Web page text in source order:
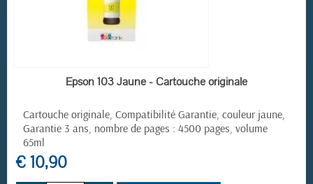
EN STOCK
Epson 103 Jaune - Cartouche originale
Cartouche originale, Compatibilité Garantie, couleur jaune,
Garantie 3 ans, nombre de pages : 4500 pages, volume
65ml
€ 10,90